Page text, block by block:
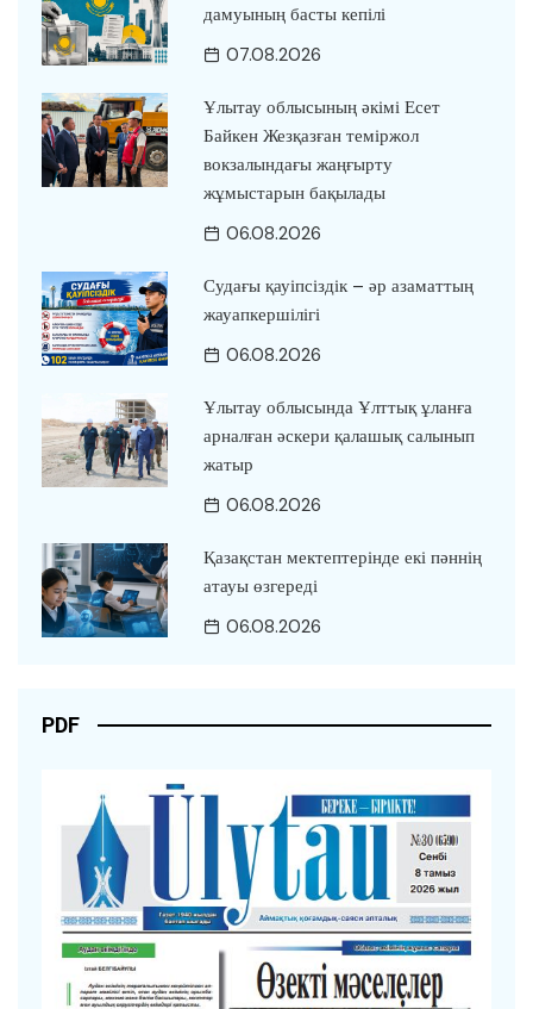
дамуының басты кепілі
07.08.2026
Ұлытау облысының әкімі Есет
Байкен Жезқазған теміржол
вокзалындағы жаңғырту
жұмыстарын бақылады
06.08.2026
Судағы қауіпсіздік – әр азаматтың
жауапкершілігі
06.08.2026
Ұлытау облысында Ұлттық ұланға
арналған әскери қалашық салынып
жатыр
06.08.2026
Қазақстан мектептерінде екі пәннің
атауы өзгереді
06.08.2026
PDF